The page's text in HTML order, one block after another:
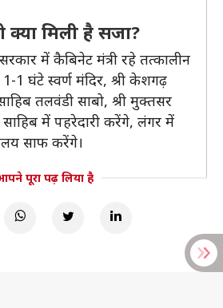
क्या मिली है सजा?
में कैबिनेट मंत्री रहे तत्कालीन
1 घंटे स्वर्ण मंदिर, श्री केशगढ़
तलवंडी साबो, श्री मुक्तसर
में पहरेदारी करेंगे, लंगर में
साफ करेंगे।
पूरा पढ़ लिया है